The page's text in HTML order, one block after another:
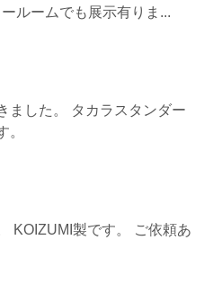
ルームでも展示有りま...
ました。 タカラスタンダー
。
KOIZUMI製です。 ご依頼あ